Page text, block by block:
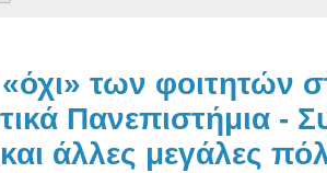
των φοιτητών
Πανεπιστήμια -
άλλες μεγάλες